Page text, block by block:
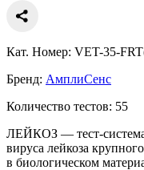
Кат. Номер: VET-35-
Бренд: АмплиСенс
Количество тестов: 55
ЛЕЙКОЗ — тест-
вируса лейкоза
в биологическом